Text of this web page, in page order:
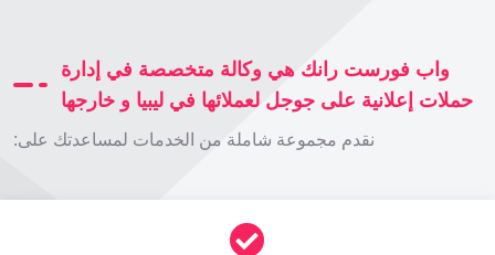
واب فورست رانك هي وكالة متخصصة في إدارة
حملات إعلانية على جوجل لعملائها في ليبيا و خارجها
نقدم مجموعة شاملة من الخدمات لمساعدتك على: